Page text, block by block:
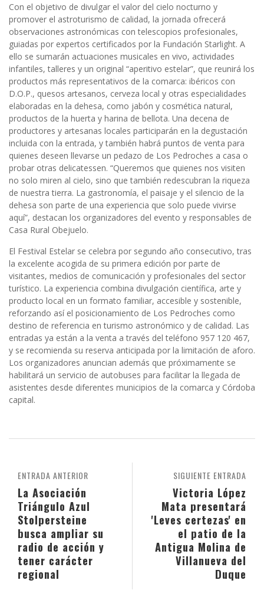
Con el objetivo de divulgar el valor del cielo nocturno y
promover el astroturismo de calidad, la jornada ofrecerá
observaciones astronómicas con telescopios profesionales,
guiadas por expertos certificados por la Fundación Starlight. A
ello se sumarán actuaciones musicales en vivo, actividades
infantiles, talleres y un original “aperitivo estelar”, que reunirá los
productos más representativos de la comarca: ibéricos con
D.O.P., quesos artesanos, cerveza local y otras especialidades
elaboradas en la dehesa, como jabón y cosmética natural,
productos de la huerta y harina de bellota. Una decena de
productores y artesanas locales participarán en la degustación
incluida con la entrada, y también habrá puntos de venta para
quienes deseen llevarse un pedazo de Los Pedroches a casa o
probar otras delicatessen. “Queremos que quienes nos visiten
no solo miren al cielo, sino que también redescubran la riqueza
de nuestra tierra. La gastronomía, el paisaje y el silencio de la
dehesa son parte de una experiencia que solo puede vivirse
aquí”, destacan los organizadores del evento y responsables de
Casa Rural Obejuelo.
El Festival Estelar se celebra por segundo año consecutivo, tras
la excelente acogida de su primera edición por parte de
visitantes, medios de comunicación y profesionales del sector
turístico. La experiencia combina divulgación científica, arte y
producto local en un formato familiar, accesible y sostenible,
reforzando así el posicionamiento de Los Pedroches como
destino de referencia en turismo astronómico y de calidad. Las
entradas ya están a la venta a través del teléfono 957 120 467,
y se recomienda su reserva anticipada por la limitación de aforo.
Los organizadores anuncian además que próximamente se
habilitará un servicio de autobuses para facilitar la llegada de
asistentes desde diferentes municipios de la comarca y Córdoba
capital.
SIGUIENTE ENTRADA
Victoria López
Mata presentará
'Leves certezas' en
el patio de la
Antigua Molina de
Villanueva del
Duque
ENTRADA ANTERIOR
La Asociación
Triángulo Azul
Stolpersteine
busca ampliar su
radio de acción y
tener carácter
regional